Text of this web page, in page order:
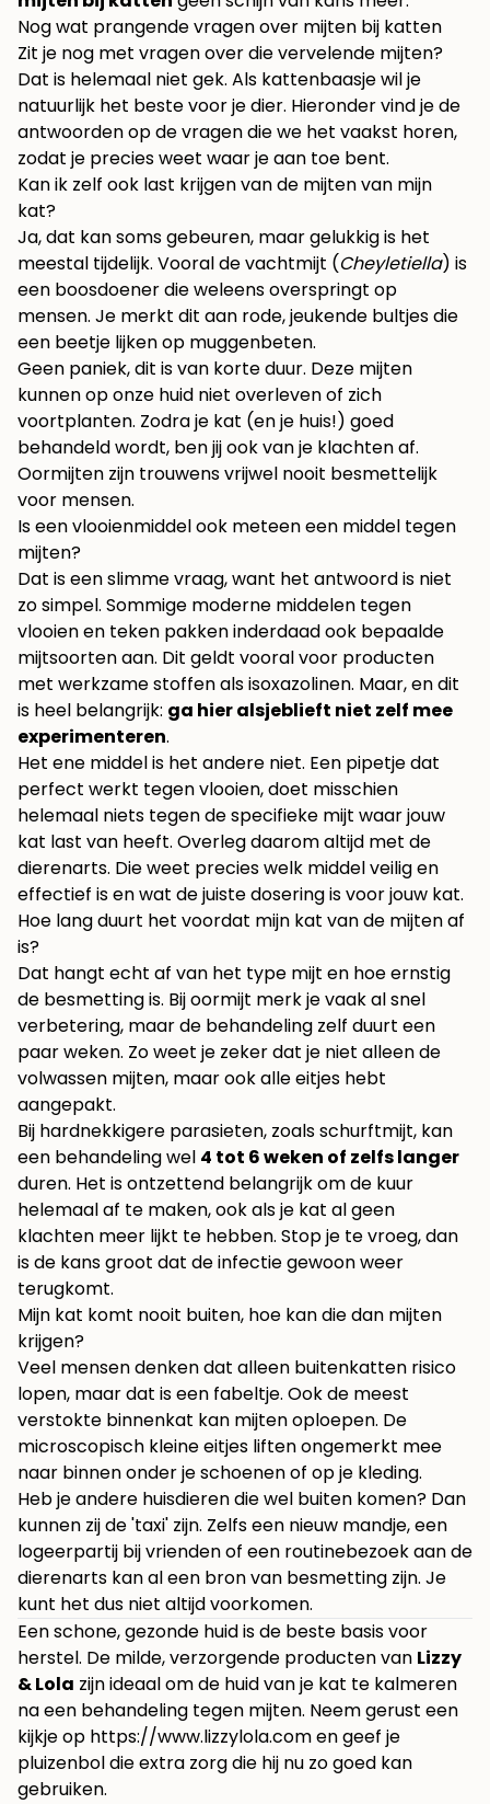
Nog wat prangende vragen over mijten bij katten
Zit je nog met vragen over die vervelende mijten?
Dat is helemaal niet gek. Als kattenbaasje wil je
natuurlijk het beste voor je dier. Hieronder vind je de
antwoorden op de vragen die we het vaakst horen,
zodat je precies weet waar je aan toe bent.
Kan ik zelf ook last krijgen van de mijten van mijn
kat?
Ja, dat kan soms gebeuren, maar gelukkig is het
meestal tijdelijk. Vooral de vachtmijt (Cheyletiella) is
een boosdoener die weleens overspringt op
mensen. Je merkt dit aan rode, jeukende bultjes die
een beetje lijken op muggenbeten.
Geen paniek, dit is van korte duur. Deze mijten
kunnen op onze huid niet overleven of zich
voortplanten. Zodra je kat (en je huis!) goed
behandeld wordt, ben jij ook van je klachten af.
Oormijten zijn trouwens vrijwel nooit besmettelijk
voor mensen.
Is een vlooienmiddel ook meteen een middel tegen
mijten?
Dat is een slimme vraag, want het antwoord is niet
zo simpel. Sommige moderne middelen tegen
vlooien en teken pakken inderdaad ook bepaalde
mijtsoorten aan. Dit geldt vooral voor producten
met werkzame stoffen als isoxazolinen. Maar, en dit
is heel belangrijk: ga hier alsjeblieft niet zelf mee
experimenteren.
Het ene middel is het andere niet. Een pipetje dat
perfect werkt tegen vlooien, doet misschien
helemaal niets tegen de specifieke mijt waar jouw
kat last van heeft. Overleg daarom altijd met de
dierenarts. Die weet precies welk middel veilig en
effectief is en wat de juiste dosering is voor jouw kat.
Hoe lang duurt het voordat mijn kat van de mijten af
is?
Dat hangt echt af van het type mijt en hoe ernstig
de besmetting is. Bij oormijt merk je vaak al snel
verbetering, maar de behandeling zelf duurt een
paar weken. Zo weet je zeker dat je niet alleen de
volwassen mijten, maar ook alle eitjes hebt
aangepakt.
Bij hardnekkigere parasieten, zoals schurftmijt, kan
een behandeling wel 4 tot 6 weken of zelfs langer
duren. Het is ontzettend belangrijk om de kuur
helemaal af te maken, ook als je kat al geen
klachten meer lijkt te hebben. Stop je te vroeg, dan
is de kans groot dat de infectie gewoon weer
terugkomt.
Mijn kat komt nooit buiten, hoe kan die dan mijten
krijgen?
Veel mensen denken dat alleen buitenkatten risico
lopen, maar dat is een fabeltje. Ook de meest
verstokte binnenkat kan mijten oploepen. De
microscopisch kleine eitjes liften ongemerkt mee
naar binnen onder je schoenen of op je kleding.
Heb je andere huisdieren die wel buiten komen? Dan
kunnen zij de 'taxi' zijn. Zelfs een nieuw mandje, een
logeerpartij bij vrienden of een routinebezoek aan de
dierenarts kan al een bron van besmetting zijn. Je
kunt het dus niet altijd voorkomen.
Een schone, gezonde huid is de beste basis voor
herstel. De milde, verzorgende producten van Lizzy
& Lola zijn ideaal om de huid van je kat te kalmeren
na een behandeling tegen mijten. Neem gerust een
kijkje op https://www.lizzylola.comen geef je
pluizenbol die extra zorg die hij nu zo goed kan
gebruiken.